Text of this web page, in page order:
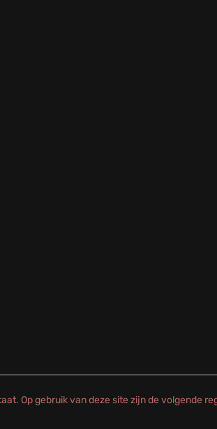
Op gebruik van deze site zijn de volgende